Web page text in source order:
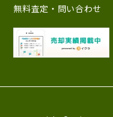
無料査定・問い合わせ